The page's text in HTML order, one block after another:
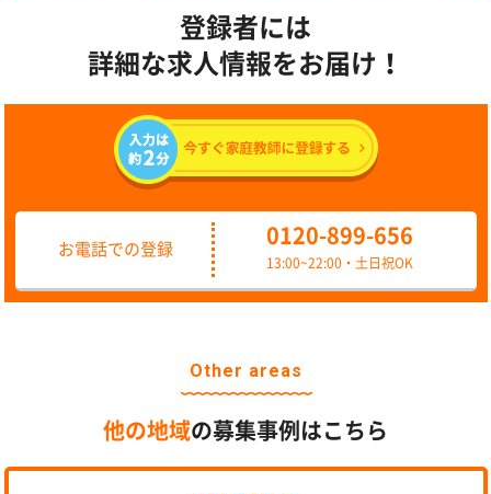
登録者には
詳細な求人情報をお届け！
お電話での登録
0120-899-656
13:00~22:00・土日祝OK
Other areas
他の地域の募集事例はこちら